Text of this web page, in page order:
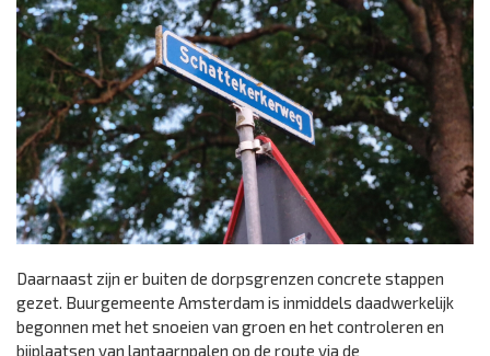
Daarnaast zijn er buiten de dorpsgrenzen concrete stappen
gezet. Buurgemeente Amsterdam is inmiddels daadwerkelijk
begonnen met het snoeien van groen en het controleren en
bijplaatsen van lantaarnpalen op de route via de